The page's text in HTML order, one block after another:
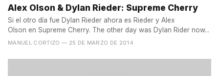
Alex Olson & Dylan Rieder: Supreme Cherry
Si el otro día fue Dylan Rieder ahora es Rieder y Alex
Olson en Supreme Cherry. The other day was Dylan Rider now...
MANUEL CORTIZO — 25 DE MARZO DE 2014